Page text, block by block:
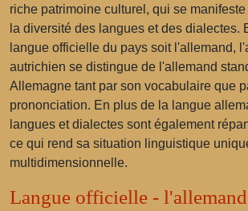
riche patrimoine culturel, qui se
la diversité des langues et des dialectes.
langue officielle du pays soit l'allemand,
autrichien se distingue de l'allemand
Allemagne tant par son vocabulaire que
prononciation. En plus de la langue
langues et dialectes sont également
ce qui rend sa situation linguistique
multidimensionnelle.
Langue officielle - l'allemand